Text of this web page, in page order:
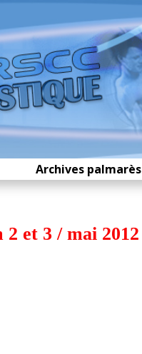
Archives palmarès
et 3 / mai 2012